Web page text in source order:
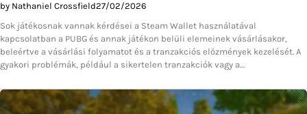
by Nathaniel Crossfield27/02/2026
Sok játékosnak vannak kérdései a Steam Wallet használatával
kapcsolatban a PUBG és annak játékon belüli elemeinek vásárlásakor,
beleértve a vásárlási folyamatot és a tranzakciós előzmények kezelését. A
gyakori problémák, például a sikertelen tranzakciók vagy a…